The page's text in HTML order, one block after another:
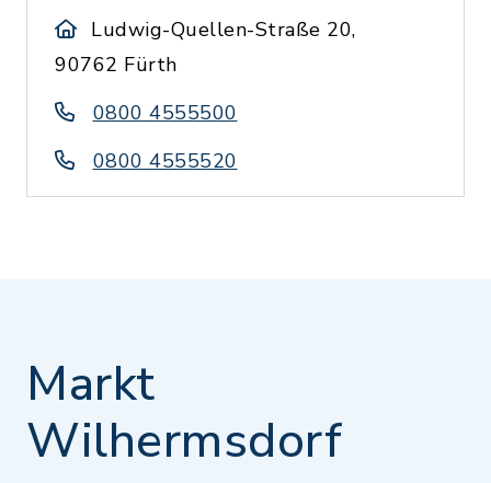
Ludwig-Quellen-Straße 20,
90762 Fürth
0800 4555500
0800 4555520
Markt
Wilhermsdorf